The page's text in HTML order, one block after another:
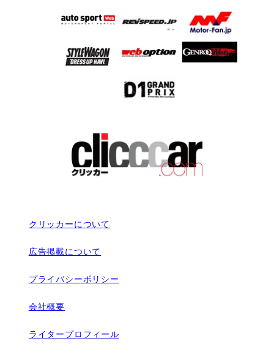
クリッカーについて
広告掲載について
プライバシーポリシー
会社概要
ライタープロフィール